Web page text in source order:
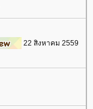
22 สิงหาคม 2559